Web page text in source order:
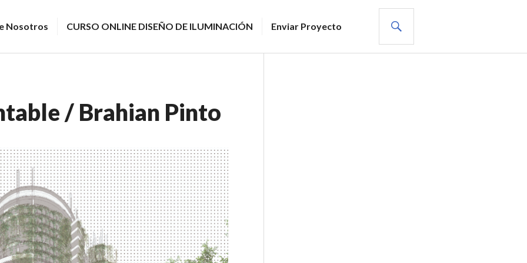
Nosotros CURSO ONLINE DISEÑO DE ILUMINACIÓN Enviar Proyecto
/ Brahian Pinto